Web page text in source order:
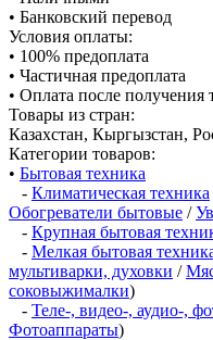
• Банковский перевод
Условия оплаты:
• 100% предоплата
• Частичная предоплата
• Оплата после получения
Товары из стран:
Казахстан, Кыргызстан,
Категории товаров:
• Бытовая техника
- Климатическая техника
Обогреватели бытовые /
- Крупная бытовая
- Мелкая бытовая
мультиварки, духовки /
соковыжималки)
- Теле-, видео-, аудио-,
Фотоаппараты)